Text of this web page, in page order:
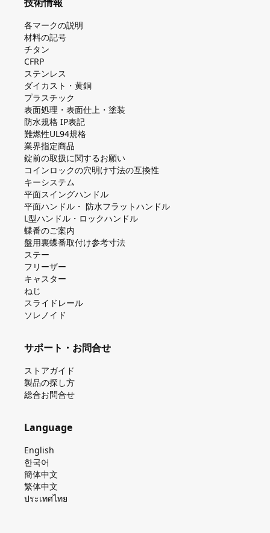
各マークの説明
材料の記号
チタン
CFRP
ステンレス
ダイカスト・⻩銅
プラスチック
表面処理・表面仕上・塗装
防⽔規格 IP表記
難燃性UL94規格
業界指定商品
錠前の取扱に関するお願い
コインロックの⽳明け⼨法の互換性
キーシステム
平⾯スイングハンドル
平⾯ハンドル・ 防⽔フラットハンドル
L型ハンドル・ロックハンドル
蝶番のご案内
盤⽤裏蝶番取付け参考⼨法
ステー
フリーザー
キャスター
ねじ
スライドレール
ソレノイド
サポート・お問合せ
ストアガイド
製品の探し⽅
総合お問合せ
Language
English
한국어
簡体中文
繁体中文
ประเทศไทย